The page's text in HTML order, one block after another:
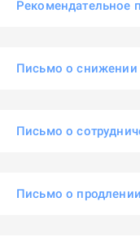
Рекомендательное
Письмо о снижении
Письмо о
Письмо о